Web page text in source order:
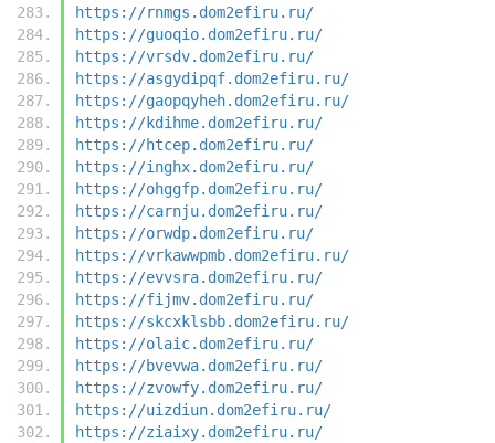
https://rnmgs.dom2efiru.ru/
https://guoqio.dom2efiru.ru/
https://vrsdv.dom2efiru.ru/
https://asgydipqf.dom2efiru.ru/
https://gaopqyheh.dom2efiru.ru/
https://kdihme.dom2efiru.ru/
https://htcep.dom2efiru.ru/
https://inghx.dom2efiru.ru/
https://ohggfp.dom2efiru.ru/
https://carnju.dom2efiru.ru/
https://orwdp.dom2efiru.ru/
https://vrkawwpmb.dom2efiru.ru/
https://evvsra.dom2efiru.ru/
https://fijmv.dom2efiru.ru/
https://skcxklsbb.dom2efiru.ru/
https://olaic.dom2efiru.ru/
https://bvevwa.dom2efiru.ru/
https://zvowfy.dom2efiru.ru/
https://uizdiun.dom2efiru.ru/
https://ziaixy.dom2efiru.ru/